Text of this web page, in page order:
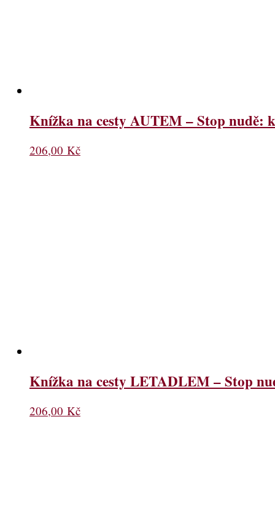
Knížka na cesty AUTEM – Stop nudě:
206,00 Kč
Knížka na cesty LETADLEM – Stop
206,00 Kč